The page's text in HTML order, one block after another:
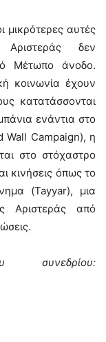
μικρότερες αυτές
Αριστεράς δεν
Μέτωπο άνοδο.
κοινωνία έχουν
κατατάσσονται
ενάντια στο
Wall Campaign), η
στο στόχαστρο
κινήσεις όπως το
(Tayyar), μια
Αριστεράς από